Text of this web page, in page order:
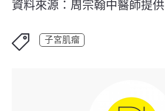
資料來源：周宗翰中醫師提供
子宮肌瘤